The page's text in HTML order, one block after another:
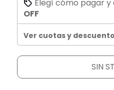
Elegí cómo pagar
OFF
Ver cuotas y
SIN